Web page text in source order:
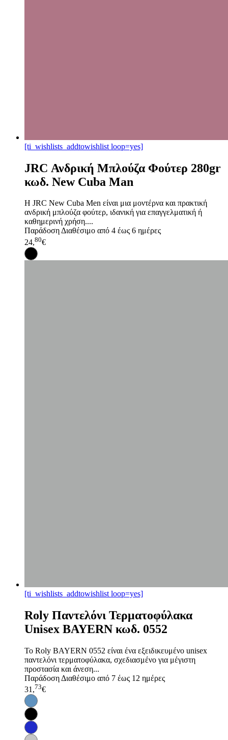
[ti_wishlists_addtowishlist loop=yes]
JRC Ανδρική Μπλούζα Φούτερ 280gr
κωδ. New Cuba Man
Η JRC New Cuba Men είναι μια μοντέρνα και πρακτική
ανδρική μπλούζα φούτερ, ιδανική για επαγγελματική ή
καθημερινή χρήση....
ΠαράδοσηΔιαθέσιμο από 4 έως 6 ημέρες
24,80€
[ti_wishlists_addtowishlist loop=yes]
Roly Παντελόνι Τερματοφύλακα
Unisex BAYERN κωδ. 0552
Το Roly BAYERN 0552 είναι ένα εξειδικευμένο unisex
παντελόνι τερματοφύλακα, σχεδιασμένο για μέγιστη
προστασία και άνεση...
Παράδοση Διαθέσιμο από 7 έως 12 ημέρες
31,73€